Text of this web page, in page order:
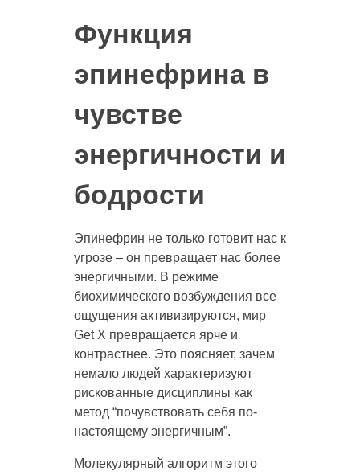
Функция
эпинефрина в
чувстве
энергичности и
бодрости
Эпинефрин не только готовит нас к
угрозе – он превращает нас более
энергичными. В режиме
биохимического возбуждения все
ощущения активизируются, мир
Get X превращается ярче и
контрастнее. Это поясняет, зачем
немало людей характеризуют
рискованные дисциплины как
метод “почувствовать себя по-
настоящему энергичным”.
Молекулярный алгоритм этого